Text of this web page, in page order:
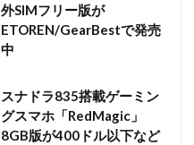
外SIMフリー版が
ETOREN/GearBestで発売
中
スナドラ835搭載ゲーミン
グスマホ「RedMagic」
8GB版が400ドル以下など